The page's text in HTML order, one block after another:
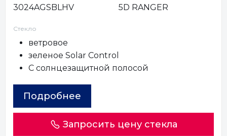
3024AGSBLHV 5D RANGER
Стекло
ветровое
зеленое Solar Control
С солнцезащитной полосой
Подробнее
Запросить цену стекла